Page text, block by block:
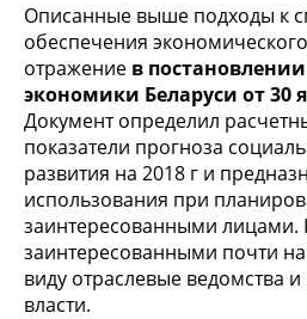
Описанные выше подходы к
обеспечения
отражение в
экономики Беларуси от 30
Документ определил
показатели прогноза
развития на 2018 г и
использования при
заинтересованными лицами.
заинтересованными почти
виду отраслевые ведомства
власти.